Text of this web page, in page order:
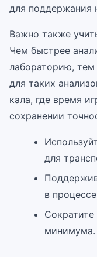
для поддержания
Важно также
Чем быстрее
лабораторию,
для таких
кала, где время
сохранении
для
в
минимума.